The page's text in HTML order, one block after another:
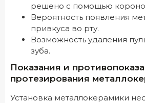
решено с помощью
Вероятность появления
привкуса во рту.
Возможность удаления
зуба.
Показания и
протезирования
Установка металлокерамики